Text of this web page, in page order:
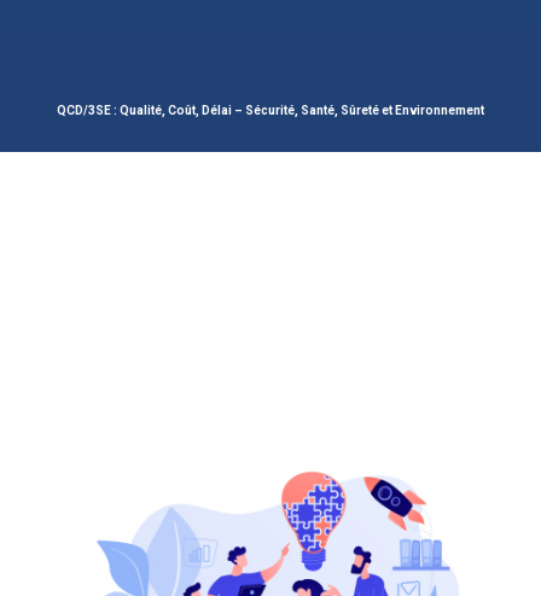
QCD/3SE : Qualité, Coût, Délai – Sécurité, Santé, Sûreté et Environnement